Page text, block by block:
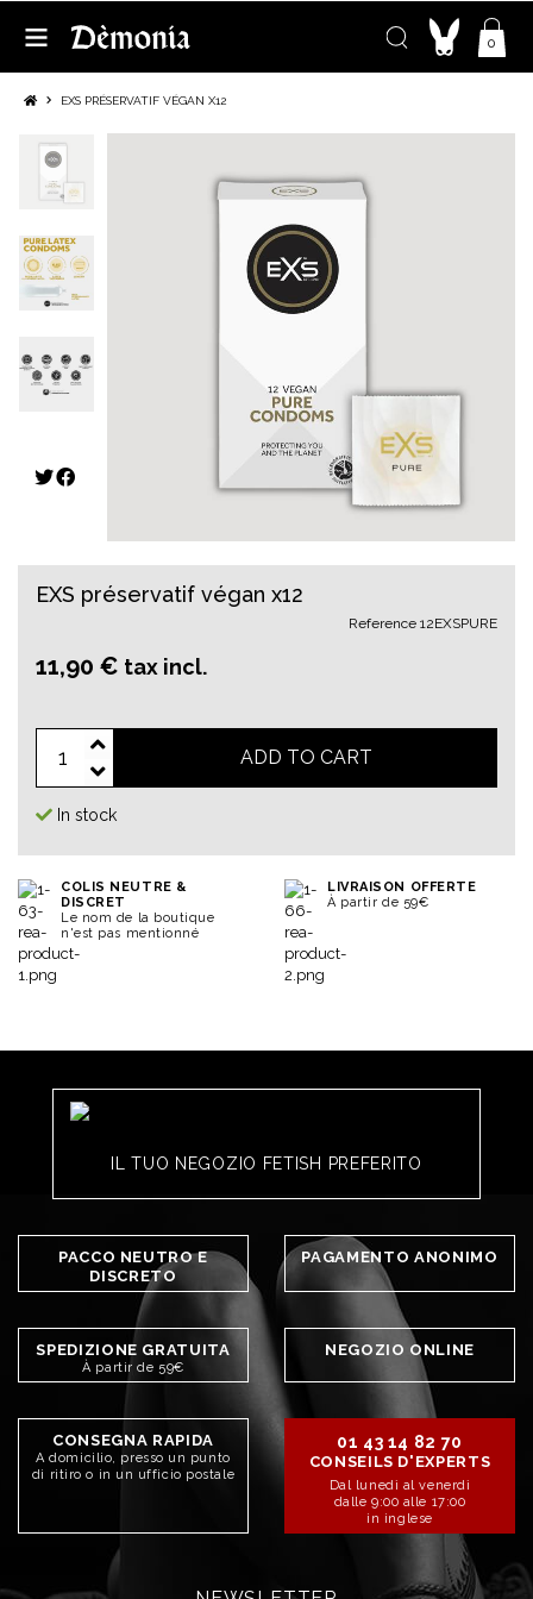
0
EXS PRÉSERVATIF VÉGAN X12
EXS préservatif végan x12
Reference 12EXSPURE
11,90 € tax incl.
ADD TO CART
In stock
COLIS NEUTRE &
DISCRET
Le nom de la boutique
n'est pas mentionné
LIVRAISON OFFERTE
À partir de 59€
IL TUO NEGOZIO FETISH PREFERITO
PACCO NEUTRO E
DISCRETO
PAGAMENTO ANONIMO
SPEDIZIONE GRATUITA
À partir de 59€
NEGOZIO ONLINE
CONSEGNA RAPIDA
A domicilio, presso un punto
di ritiro o in un ufficio postale
01 43 14 82 70
CONSEILS D'EXPERTS
Dal lunedì al venerdì
dalle 9:00 alle 17:00
in inglese